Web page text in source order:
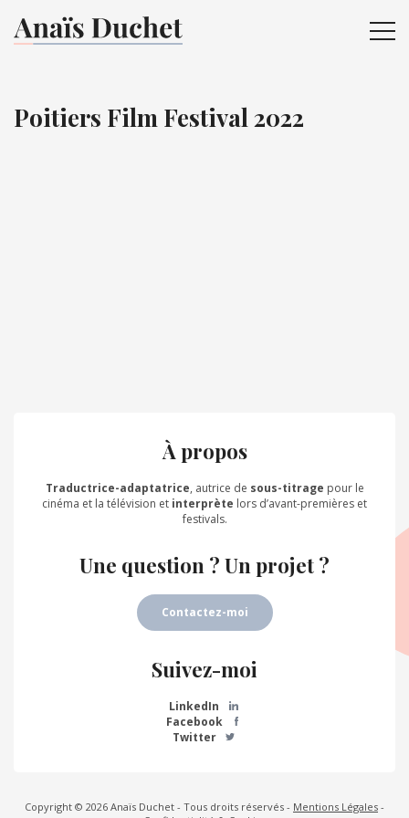
Poitiers Film Festival 2022
À propos
Traductrice-adaptatrice, autrice de sous-titrage pour le
cinéma et la télévision et interprète lors d’avant-premières et
festivals.
Une question ? Un projet ?
Contactez-moi
Suivez-moi
LinkedIn
Facebook
Twitter
Copyright © 2026 Anaïs Duchet - Tous droits réservés - Mentions Légales -